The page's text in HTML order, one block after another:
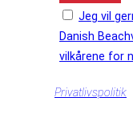
Jeg vil
Danish
vilkårene for
Privatlivspolitik